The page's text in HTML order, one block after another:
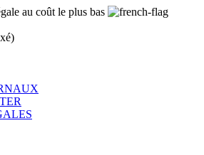
au coût le plus bas